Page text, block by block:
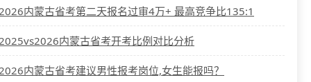
内蒙古省考第二天报名过审4万+ 最高竞争比135:1
内蒙古省考开考比例对比分析
内蒙古省考建议男性报考岗位,女生能报吗？